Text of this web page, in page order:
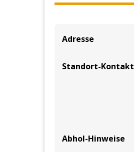
Adresse
Standort-Kontakt
Abhol-Hinweise